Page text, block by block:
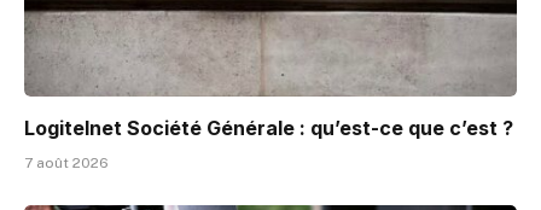
Logitelnet Société Générale : qu’est-ce que c’est ?
7 août 2026